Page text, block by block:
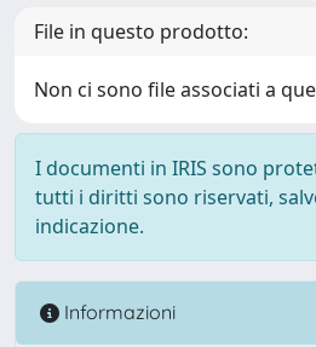
File in questo prodotto:
Non ci sono file associati a
I documenti in IRIS sono
tutti i diritti sono riservati,
indicazione.
Informazioni